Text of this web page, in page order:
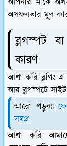
অসফলতার মূল
ব্লগস্পট
কারণ
আশা করি ব্লগিং
আর ব্লগস্পটে
আরো পড়ুনঃ
সমগ্র
আশা করি